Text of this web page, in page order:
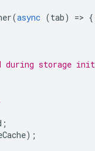
(async (tab) => {
during storage
;
);